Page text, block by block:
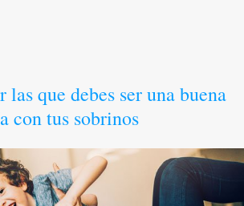
las que debes ser una buena
con tus sobrinos